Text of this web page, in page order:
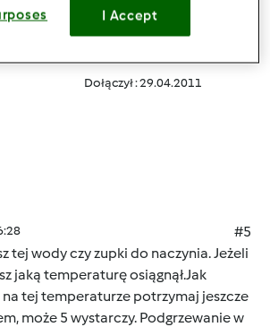
lub zarejestruj sięaby dodawać
komentarze
Dołączył : 29.04.2011
#5
tej wody czy zupki do naczynia. Jeżeli
jaką temperaturę osiągnął.Jak
tej temperaturze potrzymaj jeszcze
może 5 wystarczy. Podgrzewanie w
I Accept